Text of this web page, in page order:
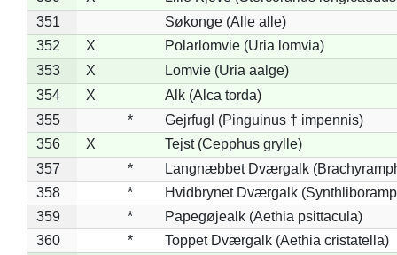
351
Søkonge (Alle alle)
352
X
Polarlomvie (Uria lomvia)
353
X
Lomvie (Uria aalge)
354
X
Alk (Alca torda)
355
*
Gejrfugl (Pinguinus † impennis)
356
X
Tejst (Cepphus grylle)
357
*
Langnæbbet Dværgalk
358
*
Hvidbrynet Dværgalk
359
*
Papegøjealk (Aethia psittacula)
360
*
Toppet Dværgalk (Aethia cristatella)